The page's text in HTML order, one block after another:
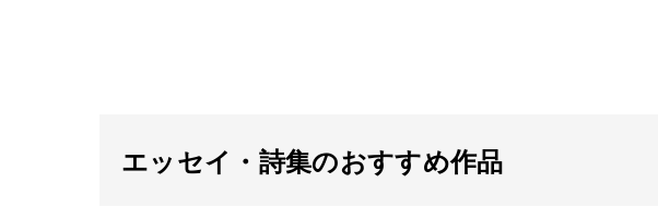
エッセイ・詩集のおすすめ作品